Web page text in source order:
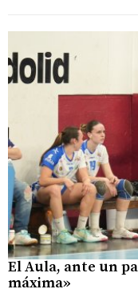
El Aula, ante un
máxima»